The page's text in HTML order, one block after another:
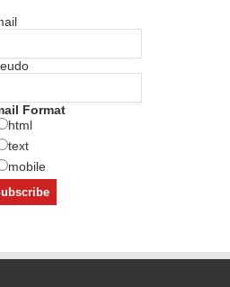
Format
html
text
mobile